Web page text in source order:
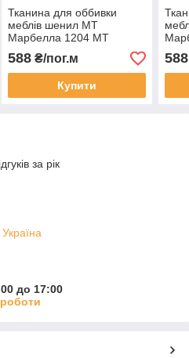
Тканина для оббивки
меблів шенил МТ
Марбелла 1204 MT
Marbella 1204
588₴/пог.м
Купити
588
за рік
до 17:00